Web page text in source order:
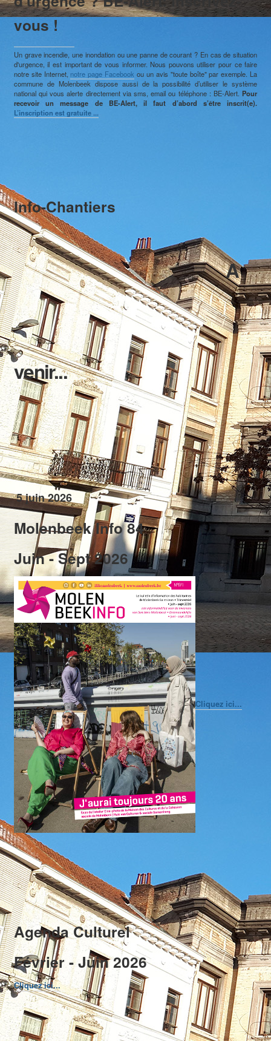
E-guichet / Prendre RDV
vous !
Un grave incendie, une inondation ou une panne de courant ? En cas de situation
d'urgence, il est important de vous informer. Nous pouvons utiliser pour ce faire
notre site Internet, notre page Facebook ou un avis "toute boîte" par exemple. La
commune de Molenbeek dispose aussi de la possibilité d’utiliser le système
national qui vous alerte directement via sms, email ou téléphone : BE-Alert.Pour
recevoir un message de BE-Alert, il faut d’abord s’être inscrit(e).
L’inscription est gratuite ...
Info-Chantiers
A
venir...
5 juin 2026
Molenbeek Info 84
Juin - Sept 2026
Cliquez ici...
Agenda Culturel
Février - Juin 2026
Cliquez ici...